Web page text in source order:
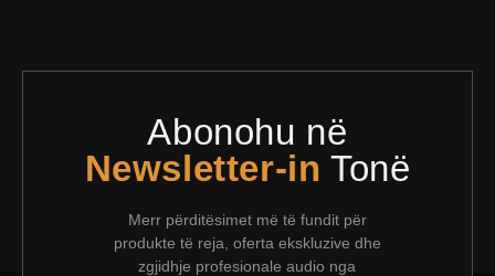
Abonohu në
Newsletter-in Tonë
Merr përditësimet më të fundit për
produkte të reja, oferta ekskluzive dhe
zgjidhje profesionale audio nga